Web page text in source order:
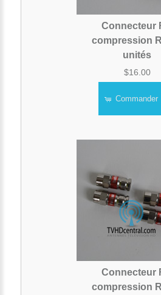
Connecteur
compression
unités
$16.00
Commander
Connecteur
compression